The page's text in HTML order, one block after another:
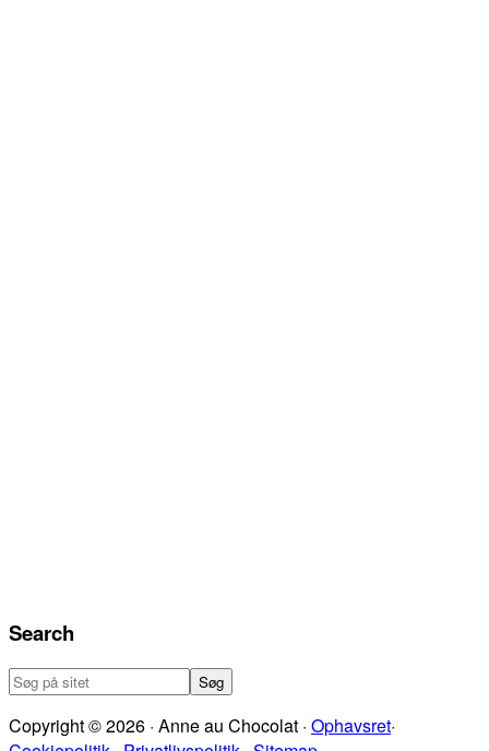
Search
Søg
sitet
Copyright © 2026 · Anne au Chocolat · Ophavsret·